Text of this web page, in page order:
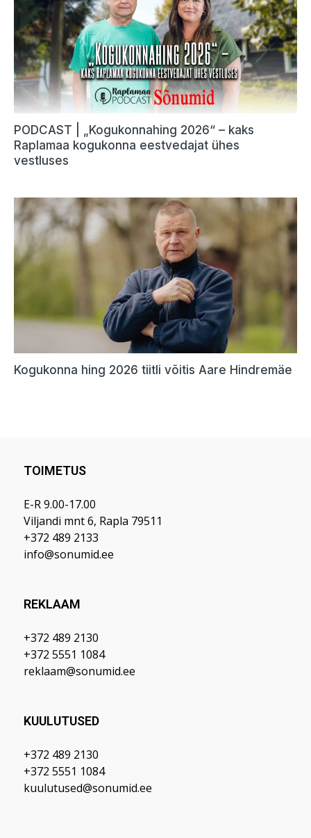
TOIMETUS
E-R 9.00-17.00
Viljandi mnt 6, Rapla 79511
+372 489 2133
info@sonumid.ee
REKLAAM
+372 489 2130
+372 5551 1084
reklaam@sonumid.ee
KUULUTUSED
+372 489 2130
+372 5551 1084
kuulutused@sonumid.ee